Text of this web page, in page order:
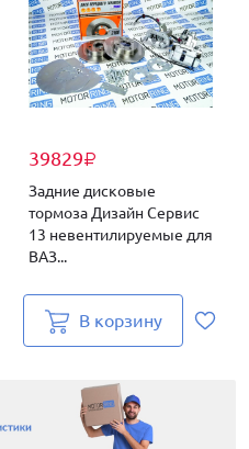
39829₽
Задние дисковые
тормоза Дизайн Сервис
13 невентилируемые для
ВАЗ...
В корзину